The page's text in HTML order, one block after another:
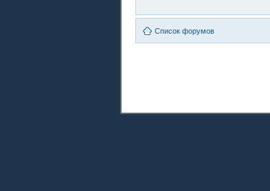
Список форумов